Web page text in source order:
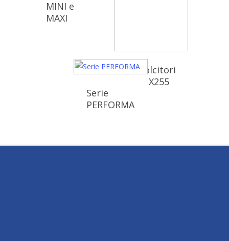
MINI e
MAXI
Addolcitori
LOGIX255
Serie
PERFORMA